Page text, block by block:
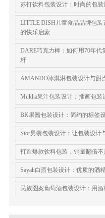
苏打饮料包装设计：时尚的包装
LITTLE DISH儿童食品品牌包
的快乐启蒙
DARE巧克力棒：如何用70年
杆
AMANDO冰淇淋包装设计与甜
Mukha果汁包装设计：插画包
BK果酱包装设计：简约的标签
Stor男装包装设计：让包装设计
打造爆款饮料包装，销量翻倍不
Sayah白酒包装设计：优质的酒
民族图案葡萄酒包装设计：用